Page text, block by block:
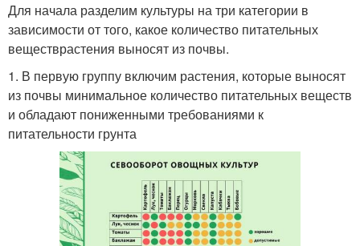
Для начала разделим культуры на три категории в
зависимости от того, какое количество питательных
веществрастения выносят из почвы.
1. В первую группу включим растения, которые выносят
из почвы минимальное количество питательных веществ
и обладают пониженными требованиями к
питательности грунта